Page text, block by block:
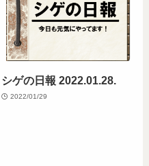
シゲの日報 2022.01.28.
2022/01/29